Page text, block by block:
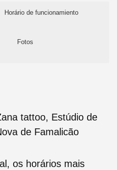
Horário de funcionamiento
Fotos
tattoo, Estúdio de
de Famalicão
os horários mais